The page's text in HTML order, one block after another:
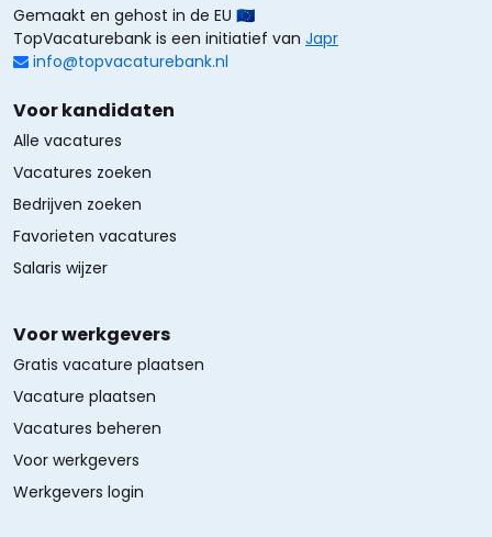
Gemaakt en gehost in de EU 🇪🇺
TopVacaturebank is een initiatief van Japr
info@topvacaturebank.nl
Voor kandidaten
Alle vacatures
Vacatures zoeken
Bedrijven zoeken
Favorieten vacatures
Salaris wijzer
Voor werkgevers
Gratis vacature plaatsen
Vacature plaatsen
Vacatures beheren
Voor werkgevers
Werkgevers login